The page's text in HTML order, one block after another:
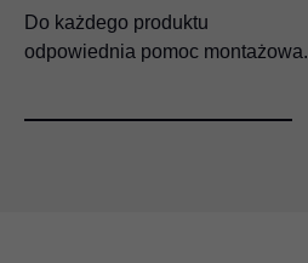
Do każdego produktu
odpowiednia pomoc montażowa.